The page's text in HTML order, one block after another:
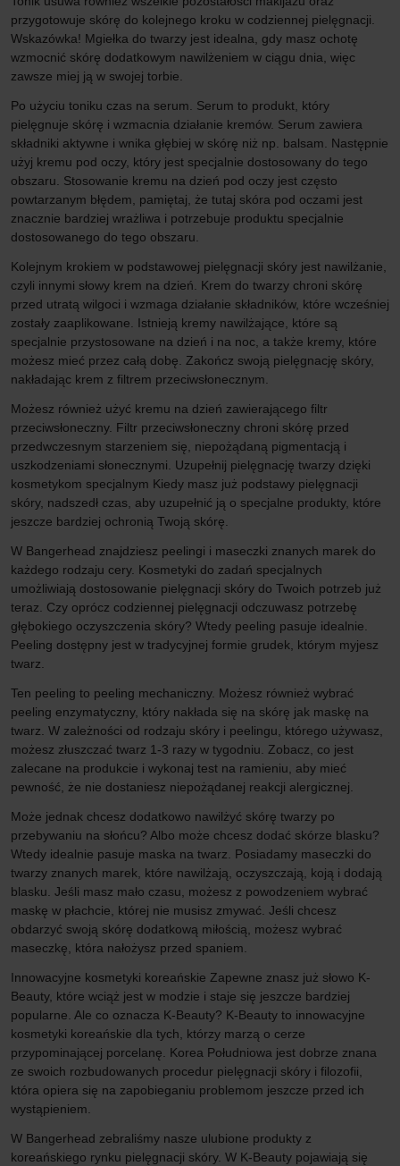
przygotowuje skórę do kolejnego kroku w codziennej pielęgnacji.
Wskazówka! Mgiełka do twarzy jest idealna, gdy masz ochotę
wzmocnić skórę dodatkowym nawilżeniem w ciągu dnia, więc
zawsze miej ją w swojej torbie.
Po użyciu toniku czas na serum. Serum to produkt, który
pielęgnuje skórę i wzmacnia działanie kremów. Serum zawiera
składniki aktywne i wnika głębiej w skórę niż np. balsam. Następnie
użyj kremu pod oczy, który jest specjalnie dostosowany do tego
obszaru. Stosowanie kremu na dzień pod oczy jest często
powtarzanym błędem, pamiętaj, że tutaj skóra pod oczami jest
znacznie bardziej wrażliwa i potrzebuje produktu specjalnie
dostosowanego do tego obszaru.
Kolejnym krokiem w podstawowej pielęgnacji skóry jest nawilżanie,
czyli innymi słowy krem na dzień. Krem do twarzy chroni skórę
przed utratą wilgoci i wzmaga działanie składników, które wcześniej
zostały zaaplikowane. Istnieją kremy nawilżające, które są
specjalnie przystosowane na dzień i na noc, a także kremy, które
możesz mieć przez całą dobę. Zakończ swoją pielęgnację skóry,
nakładając krem z filtrem przeciwsłonecznym.
Możesz również użyć kremu na dzień zawierającego filtr
przeciwsłoneczny. Filtr przeciwsłoneczny chroni skórę przed
przedwczesnym starzeniem się, niepożądaną pigmentacją i
uszkodzeniami słonecznymi. Uzupełnij pielęgnację twarzy dzięki
kosmetykom specjalnym Kiedy masz już podstawy pielęgnacji
skóry, nadszedł czas, aby uzupełnić ją o specjalne produkty, które
jeszcze bardziej ochronią Twoją skórę.
W Bangerhead znajdziesz peelingi i maseczki znanych marek do
każdego rodzaju cery. Kosmetyki do zadań specjalnych
umożliwiają dostosowanie pielęgnacji skóry do Twoich potrzeb już
teraz. Czy oprócz codziennej pielęgnacji odczuwasz potrzebę
głębokiego oczyszczenia skóry? Wtedy peeling pasuje idealnie.
Peeling dostępny jest w tradycyjnej formie grudek, którym myjesz
twarz.
Ten peeling to peeling mechaniczny. Możesz również wybrać
peeling enzymatyczny, który nakłada się na skórę jak maskę na
twarz. W zależności od rodzaju skóry i peelingu, którego używasz,
możesz złuszczać twarz 1-3 razy w tygodniu. Zobacz, co jest
zalecane na produkcie i wykonaj test na ramieniu, aby mieć
pewność, że nie dostaniesz niepożądanej reakcji alergicznej.
Może jednak chcesz dodatkowo nawilżyć skórę twarzy po
przebywaniu na słońcu? Albo może chcesz dodać skórze blasku?
Wtedy idealnie pasuje maska ​​na twarz. Posiadamy maseczki do
twarzy znanych marek, które nawilżają, oczyszczają, koją i dodają
blasku. Jeśli masz mało czasu, możesz z powodzeniem wybrać
maskę w płachcie, której nie musisz zmywać. Jeśli chcesz
obdarzyć swoją skórę dodatkową miłością, możesz wybrać
maseczkę, która nałożysz przed spaniem.
Innowacyjne kosmetyki koreańskie Zapewne znasz już słowo K-
Beauty, które wciąż jest w modzie i staje się jeszcze bardziej
popularne. Ale co oznacza K-Beauty? K-Beauty to innowacyjne
kosmetyki koreańskie dla tych, którzy marzą o cerze
przypominającej porcelanę. Korea Południowa jest dobrze znana
ze swoich rozbudowanych procedur pielęgnacji skóry i filozofii,
która opiera się na zapobieganiu problemom jeszcze przed ich
wystąpieniem.
W Bangerhead zebraliśmy nasze ulubione produkty z
koreańskiego rynku pielęgnacji skóry. W K-Beauty pojawiają się